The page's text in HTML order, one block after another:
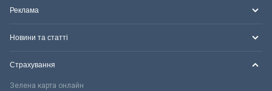
Реклама
Новини та статті
Страхування
Зелена карта онлайн